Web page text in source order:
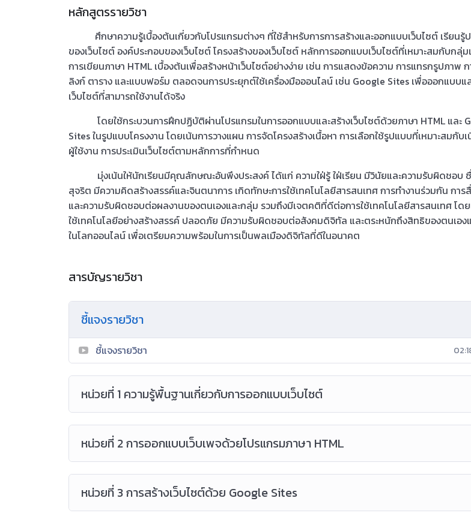
หลักสูตรรายวิชา
ศึกษาความรู้เบื้องต้นเกี่ยวกับโปรแกรมต่างๆ ที่ใช้สำหรับการการสร้างและออกแบบเว็บไซต์ เรียนรู้ป
ของเว็บไซต์ องค์ประกอบของเว็บไซต์ โครงสร้างของเว็บไซต์ หลักการออกแบบเว็บไซต์ที่เหมาะสมกับกลุ่ม
การเขียนภาษา HTML เบื้องต้นเพื่อสร้างหน้าเว็บไซต์อย่างง่าย เช่น การแสดงข้อความ การแทรกรูปภาพ ก
ลิงก์ ตาราง และแบบฟอร์ม ตลอดจนการประยุกต์ใช้เครื่องมือออนไลน์ เช่น Google Sites เพื่อออกแบบแ
เว็บไซต์ที่สามารถใช้งานได้จริง
โดยใช้กระบวนการฝึกปฏิบัติผ่านโปรแกรมในการออกแบบและสร้างเว็บไซต์ด้วยภาษา HTML และ
Sites ในรูปแบบโครงงาน โดยเน้นการวางแผน การจัดโครงสร้างเนื้อหา การเลือกใช้รูปแบบที่เหมาะสมกับเ
ผู้ใช้งาน การประเมินเว็บไซต์ตามหลักการที่กำหนด
มุ่งเน้นให้นักเรียนมีคุณลักษณะอันพึงประสงค์ ได้แก่ ความใฝ่รู้ ใฝ่เรียน มีวินัยและความรับผิดชอบ
สุจริต มีความคิดสร้างสรรค์และจินตนาการ เกิดทักษะการใช้เทคโนโลยีสารสนเทศ การทำงานร่วมกัน การ
และความรับผิดชอบต่อผลงานของตนเองและกลุ่ม รวมถึงมีเจตคติที่ดีต่อการใช้เทคโนโลยีสารสนเทศ โด
ใช้เทคโนโลยีอย่างสร้างสรรค์ ปลอดภัย มีความรับผิดชอบต่อสังคมดิจิทัล และตระหนักถึงสิทธิของตนเอง
ในโลกออนไลน์ เพื่อเตรียมความพร้อมในการเป็นพลเมืองดิจิทัลที่ดีในอนาคต
สารบัญรายวิชา
ชี้แจงรายวิชา
ชี้แจงรายวิชา
หน่วยที่ 1 ความรู้พื้นฐานเกี่ยวกับการออกแบบเว็บไซต์
หน่วยที่ 2 การออกแบบเว็บเพจด้วยโปรแกรมภาษา HTML
หน่วยที่ 3 การสร้างเว็บไซต์ด้วย Google Sites